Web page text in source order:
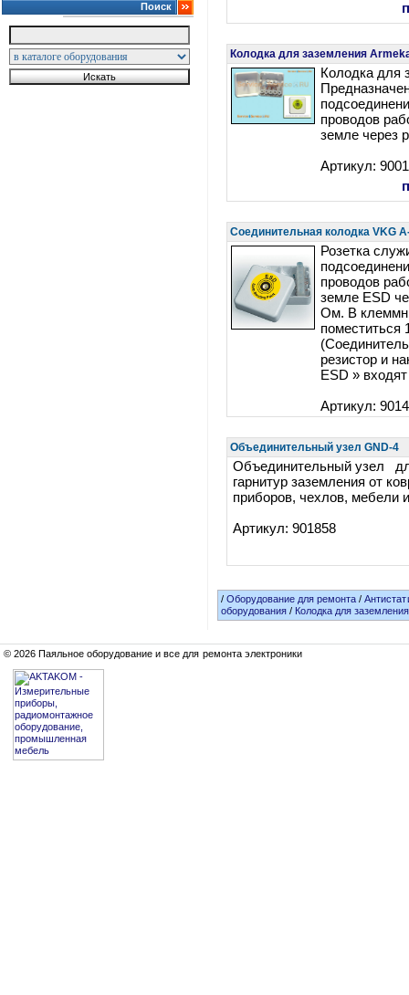
Поиск
Колодка для заземления
Колодка для
проводов
земле через
Артикул:
Соединительная колодка VKG
Розетка
проводов
земле ESD
Ом. В
поместиться
резистор и
ESD »
Артикул:
Объединительный узел GND-4
Объединительный узел
гарнитур заземления от
приборов, чехлов, мебели
Артикул: 901858
/Оборудование для ремонта /
оборудования / Колодка для заземления
© 2026 Паяльное оборудование и все для ремонта электроники